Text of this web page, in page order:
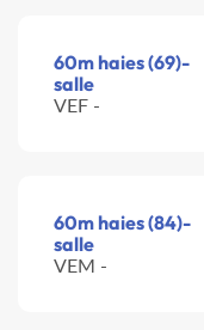
60m haies (69)-
salle
VEF -
60m haies (84)-
salle
VEM -